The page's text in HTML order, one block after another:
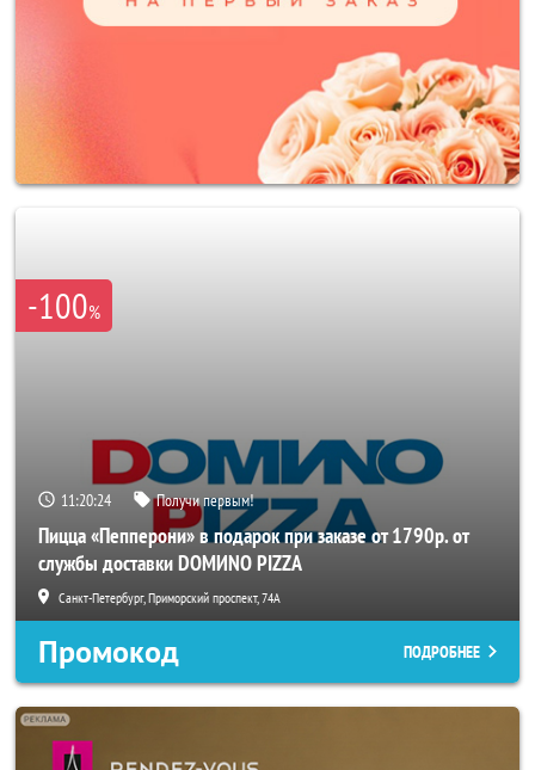
-100%
11:20:22 Получи первым!
Пицца «Пепперони» в подарок при заказе от 1790р. от
службы доставки DOMИNO PIZZA
Санкт-Петербург, Приморский проспект, 74А
Промокод ПОДРОБНЕЕ